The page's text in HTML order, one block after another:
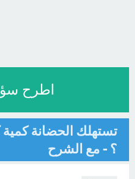
اطرح
تستهلك الحضانة كمية
؟ - مع الشرح